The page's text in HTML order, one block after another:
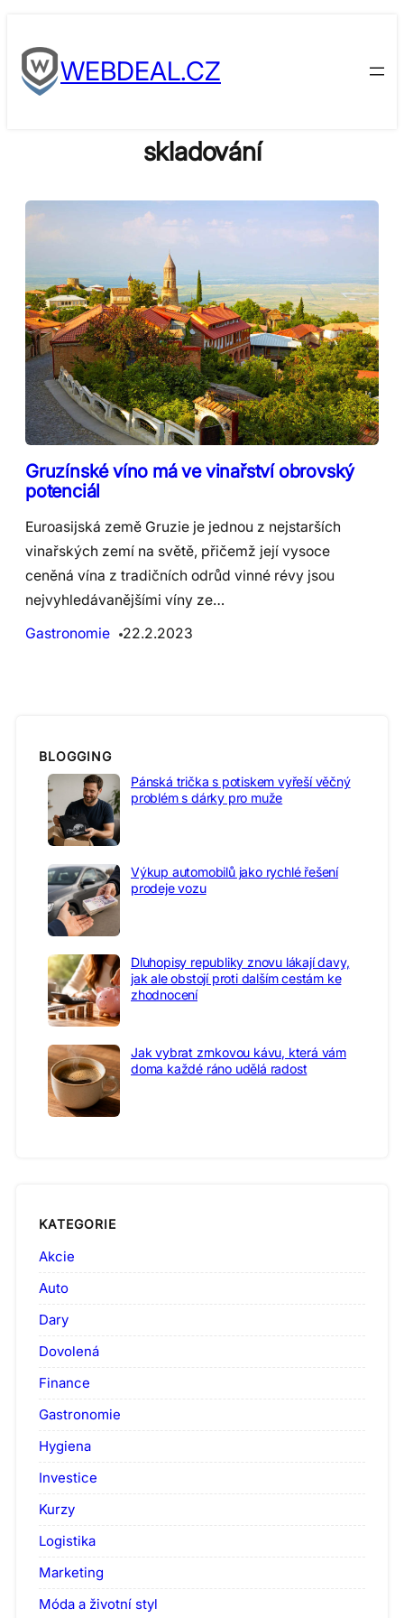
to
contentWEBDEAL.CZ
skladování
Gruzínské víno má ve vinařství obrovský
potenciál
Euroasijská země Gruzie je jednou z nejstarších
vinařských zemí na světě, přičemž její vysoce
ceněná vína z tradičních odrůd vinné révy jsou
nejvyhledávanějšími víny ze…
Gastronomie
22.2.2023
BLOGGING
Pánská trička s potiskem vyřeší věčný
problém s dárky pro muže
Výkup automobilů jako rychlé řešení
prodeje vozu
Dluhopisy republiky znovu lákají davy,
jak ale obstojí proti dalším cestám ke
zhodnocení
Jak vybrat zrnkovou kávu, která vám
doma každé ráno udělá radost
KATEGORIE
Akcie
Auto
Dary
Dovolená
Finance
Gastronomie
Hygiena
Investice
Kurzy
Logistika
Marketing
Móda a životní styl